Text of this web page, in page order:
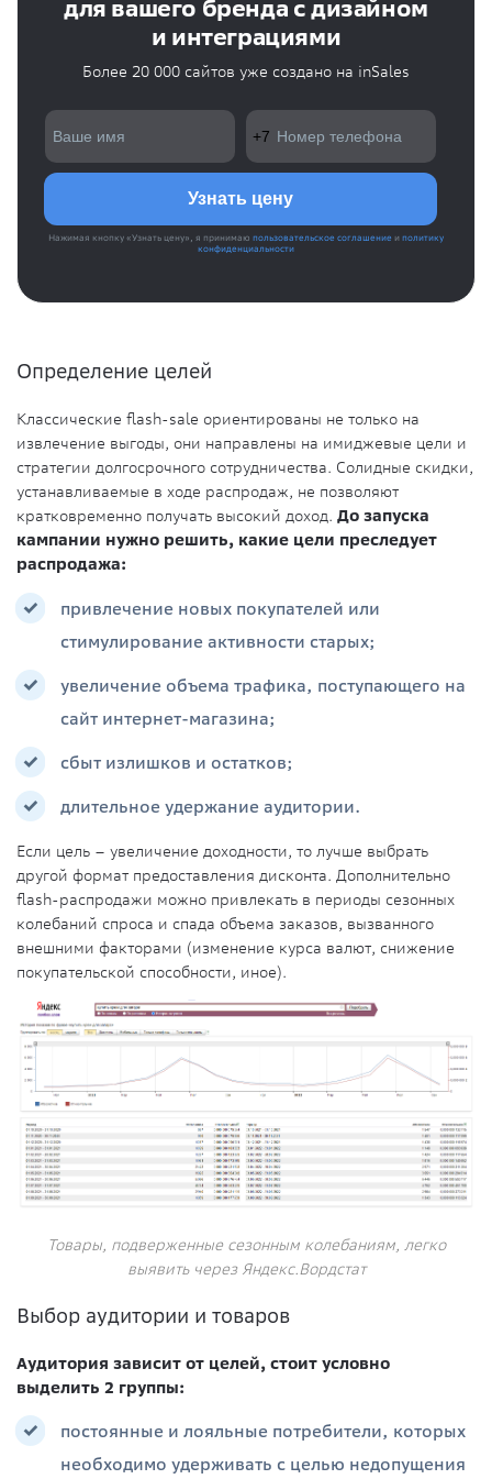
для вашего бренда с дизайном
и интеграциями
Более 20 000 сайтов уже создано на inSales
Нажимая кнопку «Узнать цену», я принимаю пользовательское соглашение и политику
конфиденциальности
Определение целей
Классические flash-sale ориентированы не только на
извлечение выгоды, они направлены на имиджевые цели и
стратегии долгосрочного сотрудничества. Солидные скидки,
устанавливаемые в ходе распродаж, не позволяют
кратковременно получать высокий доход. До запуска
кампании нужно решить, какие цели преследует
распродажа:
привлечение новых покупателей или
стимулирование активности старых;
увеличение объема трафика, поступающего на
сайт интернет-магазина;
сбыт излишков и остатков;
длительное удержание аудитории.
Если цель – увеличение доходности, то лучше выбрать
другой формат предоставления дисконта. Дополнительно
flash-распродажи можно привлекать в периоды сезонных
колебаний спроса и спада объема заказов, вызванного
внешними факторами (изменение курса валют, снижение
покупательской способности, иное).
Товары, подверженные сезонным колебаниям, легко
выявить через Яндекс.Вордстат
Выбор аудитории и товаров
Аудитория зависит от целей, стоит условно
выделить 2 группы:
постоянные и лояльные потребители, которых
необходимо удерживать с целью недопущения